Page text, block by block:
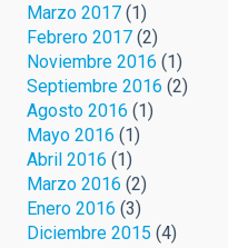
Marzo 2017 (1)
Febrero 2017 (2)
Noviembre 2016 (1)
Septiembre 2016 (2)
Agosto 2016 (1)
Mayo 2016 (1)
Abril 2016 (1)
Marzo 2016 (2)
Enero 2016 (3)
Diciembre 2015 (4)